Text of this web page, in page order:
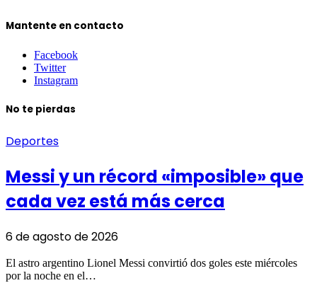
Mantente en contacto
Facebook
Twitter
Instagram
No te pierdas
Deportes
Messi y un récord «imposible» que
cada vez está más cerca
6 de agosto de 2026
El astro argentino Lionel Messi convirtió dos goles este miércoles
por la noche en el…